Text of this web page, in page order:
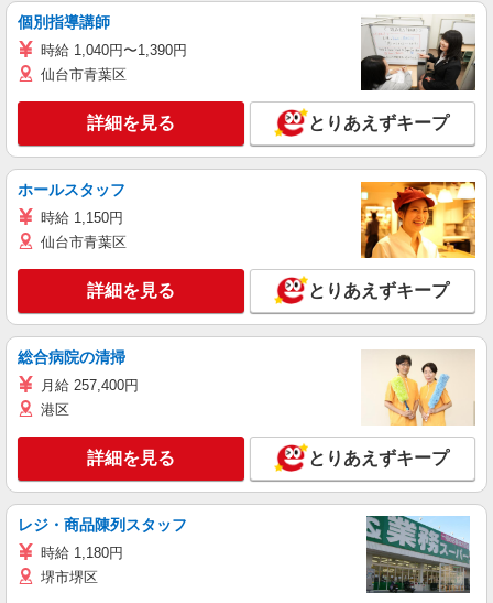
個別指導講師
時給 1,040円〜1,390円
仙台市青葉区
詳細を見る とりあえずキープ
ホールスタッフ
時給 1,150円
仙台市青葉区
詳細を見る とりあえずキープ
総合病院の清掃
月給 257,400円
港区
詳細を見る とりあえずキープ
レジ・商品陳列スタッフ
時給 1,180円
堺市堺区